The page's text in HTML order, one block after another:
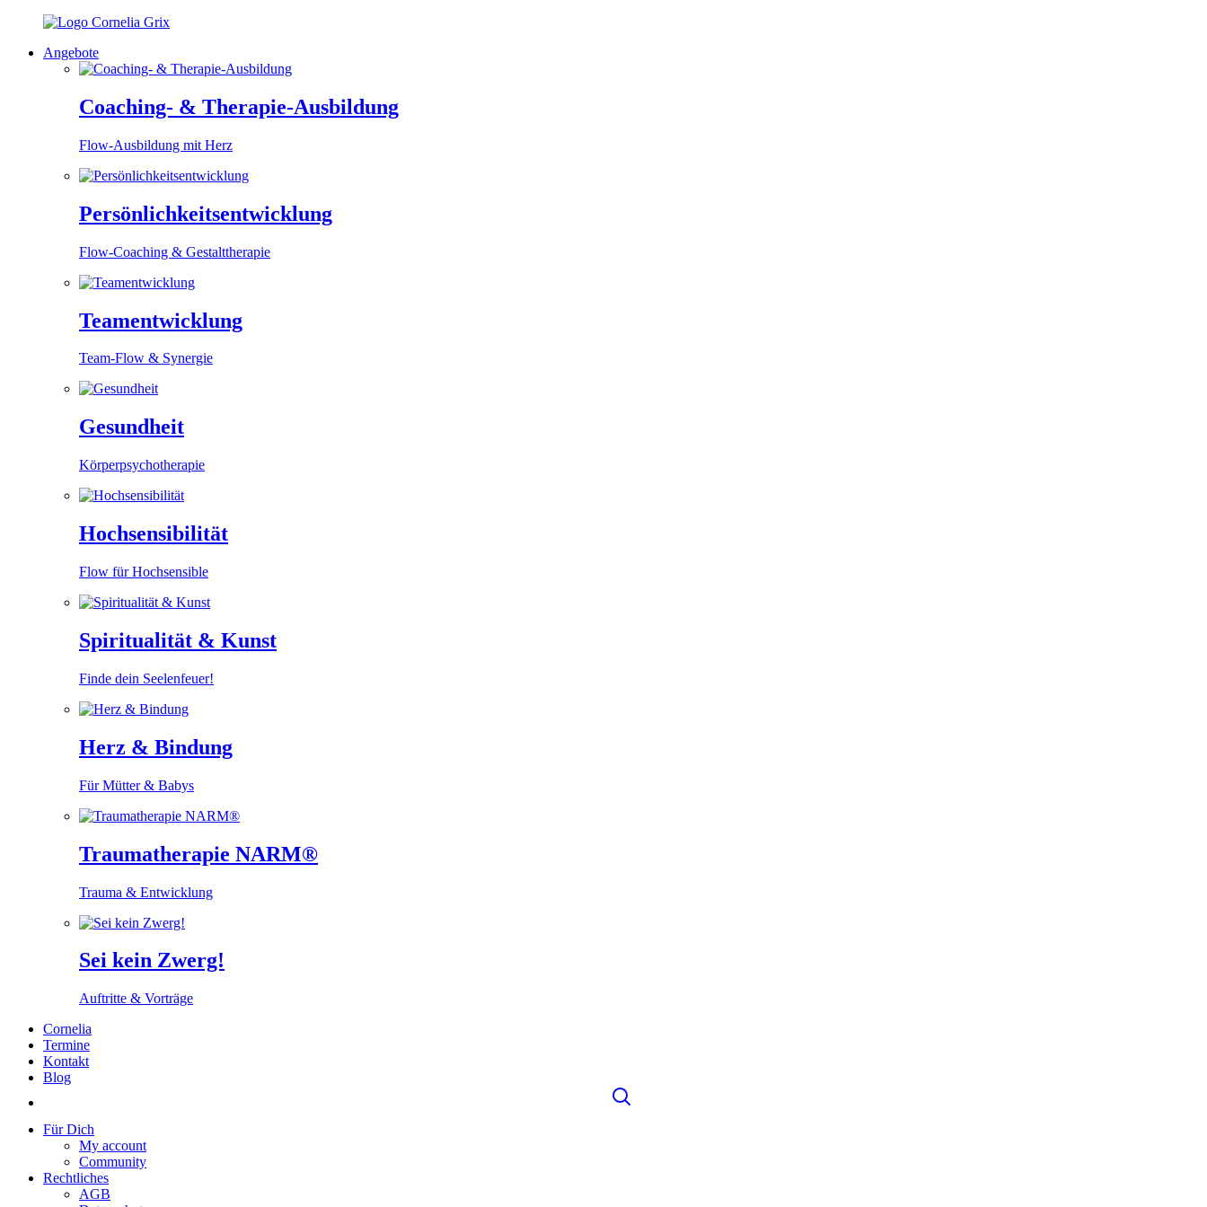
Angebote
Coaching- & Therapie-Ausbildung
Flow-Ausbildung mit Herz
Persönlichkeitsentwicklung
Flow-Coaching & Gestalttherapie
Teamentwicklung
Team-Flow & Synergie
Gesundheit
Körperpsychotherapie
Hochsensibilität
Flow für Hochsensible
Spiritualität & Kunst
Finde dein Seelenfeuer!
Herz & Bindung
Für Mütter & Babys
Traumatherapie NARM®
Trauma & Entwicklung
Sei kein Zwerg!
Auftritte & Vorträge
Cornelia
Termine
Kontakt
Blog
Für Dich
My account
Community
Rechtliches
AGB